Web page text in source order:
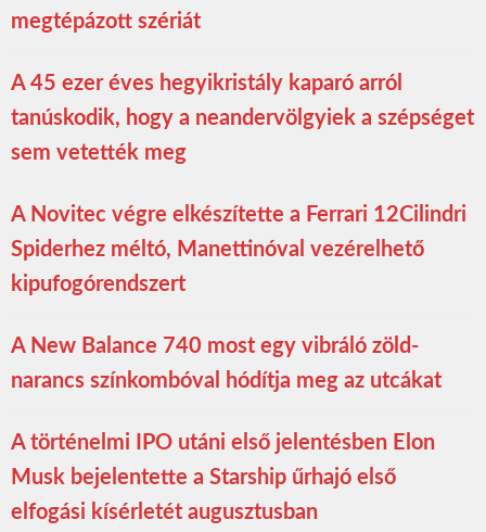
megtépázott szériát
A 45 ezer éves hegyikristály kaparó arról
tanúskodik, hogy a neandervölgyiek a szépséget
sem vetették meg
A Novitec végre elkészítette a Ferrari 12Cilindri
Spiderhez méltó, Manettinóval vezérelhető
kipufogórendszert
A New Balance 740 most egy vibráló zöld-
narancs színkombóval hódítja meg az utcákat
A történelmi IPO utáni első jelentésben Elon
Musk bejelentette a Starship űrhajó első
elfogási kísérletét augusztusban